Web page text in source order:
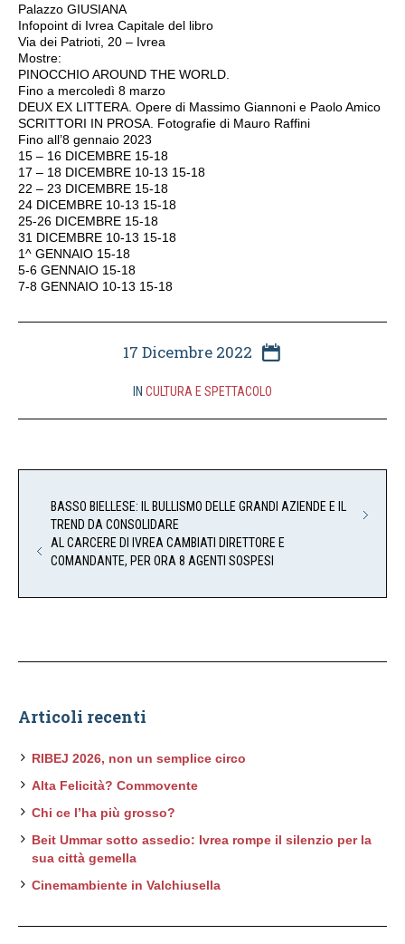
Palazzo GIUSIANA
Infopoint di Ivrea Capitale del libro
Via dei Patrioti, 20 – Ivrea
Mostre:
PINOCCHIO AROUND THE WORLD.
Fino a mercoledì 8 marzo
DEUX EX LITTERA. Opere di Massimo Giannoni e Paolo Amico
SCRITTORI IN PROSA. Fotografie di Mauro Raffini
Fino all’8 gennaio 2023
15 – 16 DICEMBRE 15-18
17 – 18 DICEMBRE 10-13 15-18
22 – 23 DICEMBRE 15-18
24 DICEMBRE 10-13 15-18
25-26 DICEMBRE 15-18
31 DICEMBRE 10-13 15-18
1^ GENNAIO 15-18
5-6 GENNAIO 15-18
7-8 GENNAIO 10-13 15-18
17 Dicembre 2022
IN CULTURA E SPETTACOLO
BASSO BIELLESE: IL BULLISMO DELLE GRANDI AZIENDE E IL
TREND DA CONSOLIDARE
AL CARCERE DI IVREA CAMBIATI DIRETTORE E
COMANDANTE, PER ORA 8 AGENTI SOSPESI
Articoli recenti
RIBEJ 2026, non un semplice circo
Alta Felicità? Commovente
Chi ce l’ha più grosso?
Beit Ummar sotto assedio: Ivrea rompe il silenzio per la
sua città gemella
Cinemambiente in Valchiusella